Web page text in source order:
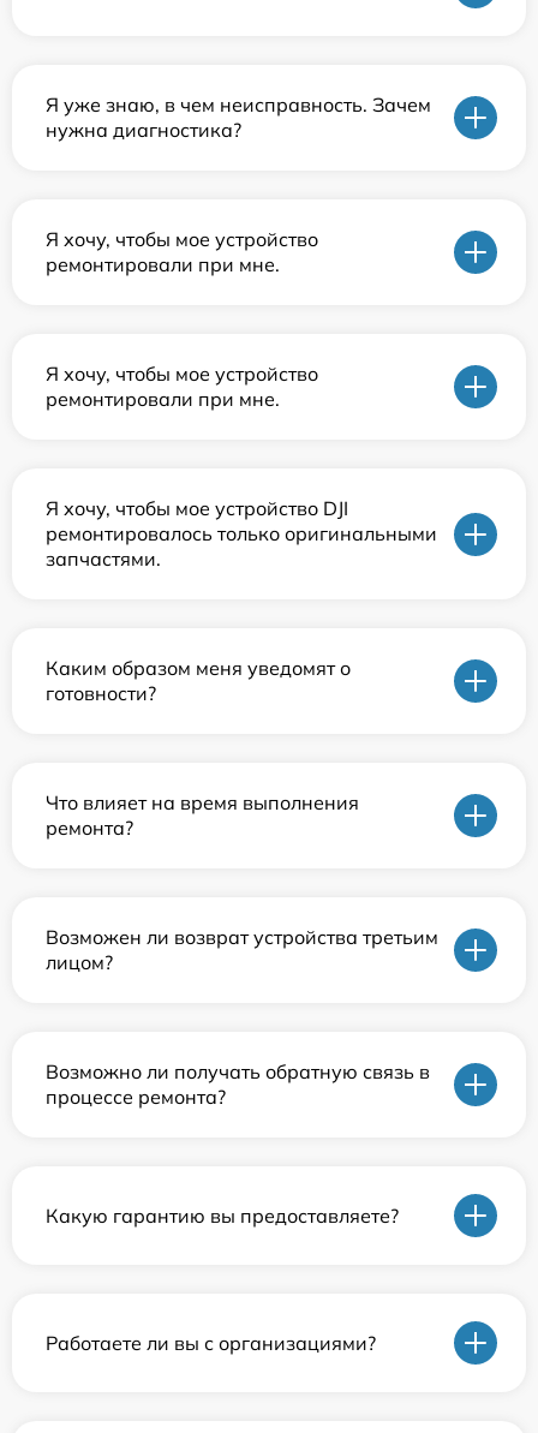
Я уже знаю, в чем неисправность. Зачем
нужна диагностика?
Я хочу, чтобы мое устройство
ремонтировали при мне.
Я хочу, чтобы мое устройство
ремонтировали при мне.
Я хочу, чтобы мое устройство DJI
ремонтировалось только оригинальными
запчастями.
Каким образом меня уведомят о
готовности?
Что влияет на время выполнения
ремонта?
Возможен ли возврат устройства третьим
лицом?
Возможно ли получать обратную связь в
процессе ремонта?
Какую гарантию вы предоставляете?
Работаете ли вы с организациями?